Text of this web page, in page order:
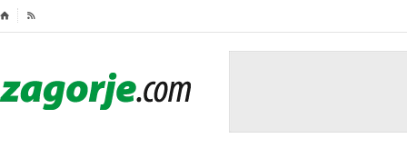
⌂ 